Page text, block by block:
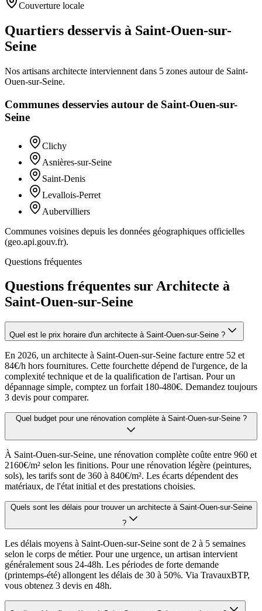
Couverture locale
Quartiers desservis à Saint-Ouen-sur-
Seine
Nos artisans architecte interviennent dans 5 zones autour de Saint-
Ouen-sur-Seine.
Communes desservies autour de Saint-Ouen-sur-
Seine
Clichy
Asnières-sur-Seine
Saint-Denis
Levallois-Perret
Aubervilliers
Communes voisines depuis les données géographiques officielles
(geo.api.gouv.fr).
Questions fréquentes
Questions fréquentes sur Architecte à
Saint-Ouen-sur-Seine
Quel est le prix horaire d'un architecte à Saint-Ouen-sur-Seine ?
En 2026, un architecte à Saint-Ouen-sur-Seine facture entre 52 et
84€/h hors fournitures. Cette fourchette dépend de l'urgence, de la
complexité technique et de la qualification de l'artisan. Pour un
dépannage simple, comptez un forfait 180-480€. Demandez toujours
3 devis pour comparer.
Quel budget pour une rénovation complète à Saint-Ouen-sur-Seine ?
À Saint-Ouen-sur-Seine, une rénovation complète coûte entre 960 et
2160€/m² selon les finitions. Pour une rénovation légère (peintures,
sols), les tarifs sont de 360 à 840€/m². Les écarts dépendent des
matériaux, de l'état initial et des prestations choisies.
Quels sont les délais pour trouver un architecte à Saint-Ouen-sur-Seine
?
Les délais moyens à Saint-Ouen-sur-Seine sont de 2 à 5 semaines
selon le corps de métier. Pour une urgence, un artisan intervient
généralement sous 24-48h. Les périodes de forte demande
(printemps-été) allongent les délais de 30 à 50%. Via TravauxBTP,
vous obtenez 3 devis en 48h.